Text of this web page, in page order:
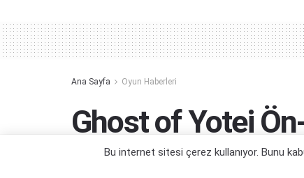
Ana Sayfa Oyun Haberleri
Ghost of Yotei
Sızdırıldı
Bu internet sitesi çerez kullanıyor. Bunu